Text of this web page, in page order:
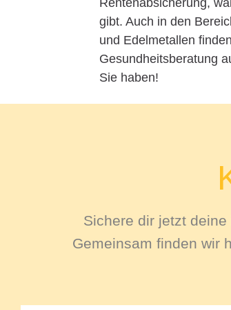
gibt. Auch in den
und Edelmetallen
Gesundheitsberatung
Sie haben!
Sichere dir jetzt
Gemeinsam finden wir